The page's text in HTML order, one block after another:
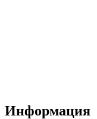
Информация